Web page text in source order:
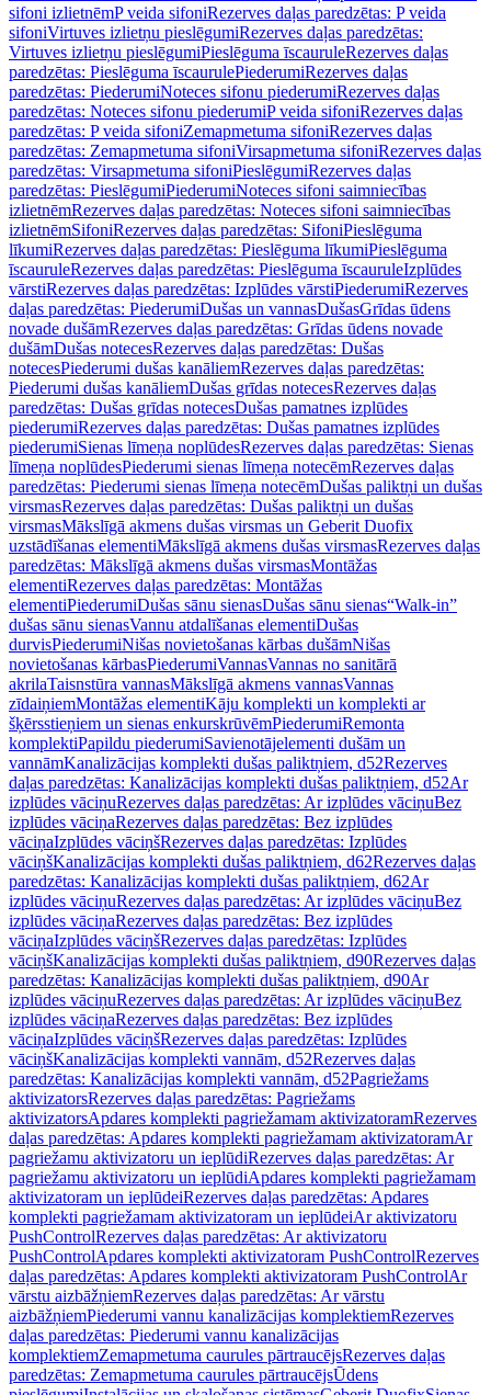
sifoni izlietnēmP veida sifoniRezerves daļas paredzētas: P veida
sifoniVirtuves izlietņu pieslēgumiRezerves daļas paredzētas:
Virtuves izlietņu pieslēgumiPieslēguma īscauruleRezerves daļas
paredzētas: Pieslēguma īscaurulePiederumiRezerves daļas
paredzētas: PiederumiNoteces sifonu piederumiRezerves daļas
paredzētas: Noteces sifonu piederumiP veida sifoniRezerves daļas
paredzētas: P veida sifoniZemapmetuma sifoniRezerves daļas
paredzētas: Zemapmetuma sifoniVirsapmetuma sifoniRezerves daļas
paredzētas: Virsapmetuma sifoniPieslēgumiRezerves daļas
paredzētas: PieslēgumiPiederumiNoteces sifoni saimniecības
izlietnēmRezerves daļas paredzētas: Noteces sifoni saimniecības
izlietnēmSifoniRezerves daļas paredzētas: SifoniPieslēguma
līkumiRezerves daļas paredzētas: Pieslēguma līkumiPieslēguma
īscauruleRezerves daļas paredzētas: Pieslēguma īscauruleIzplūdes
vārstiRezerves daļas paredzētas: Izplūdes vārstiPiederumiRezerves
daļas paredzētas: PiederumiDušas un vannasDušasGrīdas ūdens
novade dušāmRezerves daļas paredzētas: Grīdas ūdens novade
dušāmDušas notecesRezerves daļas paredzētas: Dušas
notecesPiederumi dušas kanāliemRezerves daļas paredzētas:
Piederumi dušas kanāliemDušas grīdas notecesRezerves daļas
paredzētas: Dušas grīdas notecesDušas pamatnes izplūdes
piederumiRezerves daļas paredzētas: Dušas pamatnes izplūdes
piederumiSienas līmeņa noplūdesRezerves daļas paredzētas: Sienas
līmeņa noplūdesPiederumi sienas līmeņa notecēmRezerves daļas
paredzētas: Piederumi sienas līmeņa notecēmDušas paliktņi un dušas
virsmasRezerves daļas paredzētas: Dušas paliktņi un dušas
virsmasMākslīgā akmens dušas virsmas un Geberit Duofix
uzstādīšanas elementiMākslīgā akmens dušas virsmasRezerves daļas
paredzētas: Mākslīgā akmens dušas virsmasMontāžas
elementiRezerves daļas paredzētas: Montāžas
elementiPiederumiDušas sānu sienasDušas sānu sienas“Walk-in”
dušas sānu sienasVannu atdalīšanas elementiDušas
durvisPiederumiNišas novietošanas kārbas dušāmNišas
novietošanas kārbasPiederumiVannasVannas no sanitārā
akrilaTaisnstūra vannasMākslīgā akmens vannasVannas
zīdaiņiemMontāžas elementiKāju komplekti un komplekti ar
šķērsstieņiem un sienas enkurskrūvēmPiederumiRemonta
komplektiPapildu piederumiSavienotājelementi dušām un
vannāmKanalizācijas komplekti dušas paliktņiem, d52Rezerves
daļas paredzētas: Kanalizācijas komplekti dušas paliktņiem, d52Ar
izplūdes vāciņuRezerves daļas paredzētas: Ar izplūdes vāciņuBez
izplūdes vāciņaRezerves daļas paredzētas: Bez izplūdes
vāciņaIzplūdes vāciņšRezerves daļas paredzētas: Izplūdes
vāciņšKanalizācijas komplekti dušas paliktņiem, d62Rezerves daļas
paredzētas: Kanalizācijas komplekti dušas paliktņiem, d62Ar
izplūdes vāciņuRezerves daļas paredzētas: Ar izplūdes vāciņuBez
izplūdes vāciņaRezerves daļas paredzētas: Bez izplūdes
vāciņaIzplūdes vāciņšRezerves daļas paredzētas: Izplūdes
vāciņšKanalizācijas komplekti dušas paliktņiem, d90Rezerves daļas
paredzētas: Kanalizācijas komplekti dušas paliktņiem, d90Ar
izplūdes vāciņuRezerves daļas paredzētas: Ar izplūdes vāciņuBez
izplūdes vāciņaRezerves daļas paredzētas: Bez izplūdes
vāciņaIzplūdes vāciņšRezerves daļas paredzētas: Izplūdes
vāciņšKanalizācijas komplekti vannām, d52Rezerves daļas
paredzētas: Kanalizācijas komplekti vannām, d52Pagriežams
aktivizatorsRezerves daļas paredzētas: Pagriežams
aktivizatorsApdares komplekti pagriežamam aktivizatoramRezerves
daļas paredzētas: Apdares komplekti pagriežamam aktivizatoramAr
pagriežamu aktivizatoru un ieplūdiRezerves daļas paredzētas: Ar
pagriežamu aktivizatoru un ieplūdiApdares komplekti pagriežamam
aktivizatoram un ieplūdeiRezerves daļas paredzētas: Apdares
komplekti pagriežamam aktivizatoram un ieplūdeiAr aktivizatoru
PushControlRezerves daļas paredzētas: Ar aktivizatoru
PushControlApdares komplekti aktivizatoram PushControlRezerves
daļas paredzētas: Apdares komplekti aktivizatoram PushControlAr
vārstu aizbāžņiemRezerves daļas paredzētas: Ar vārstu
aizbāžņiemPiederumi vannu kanalizācijas komplektiemRezerves
daļas paredzētas: Piederumi vannu kanalizācijas
komplektiemZemapmetuma caurules pārtraucējsRezerves daļas
paredzētas: Zemapmetuma caurules pārtraucējsŪdens